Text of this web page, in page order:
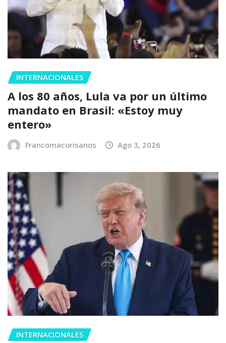
INTERNACIONALES
A los 80 años, Lula va por un último
mandato en Brasil: «Estoy muy
entero»
Francomacorisanos Ago 3, 2026
INTERNACIONALES